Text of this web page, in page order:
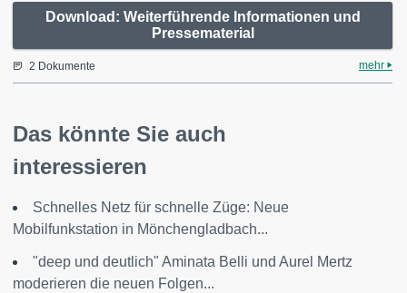
Download: Weiterführende Informationen und
Pressematerial
2 Dokumente mehr
Das könnte Sie auch
interessieren
Schnelles Netz für schnelle Züge: Neue
Mobilfunkstation in Mönchengladbach...
"deep und deutlich" Aminata Belli und Aurel Mertz
moderieren die neuen Folgen...